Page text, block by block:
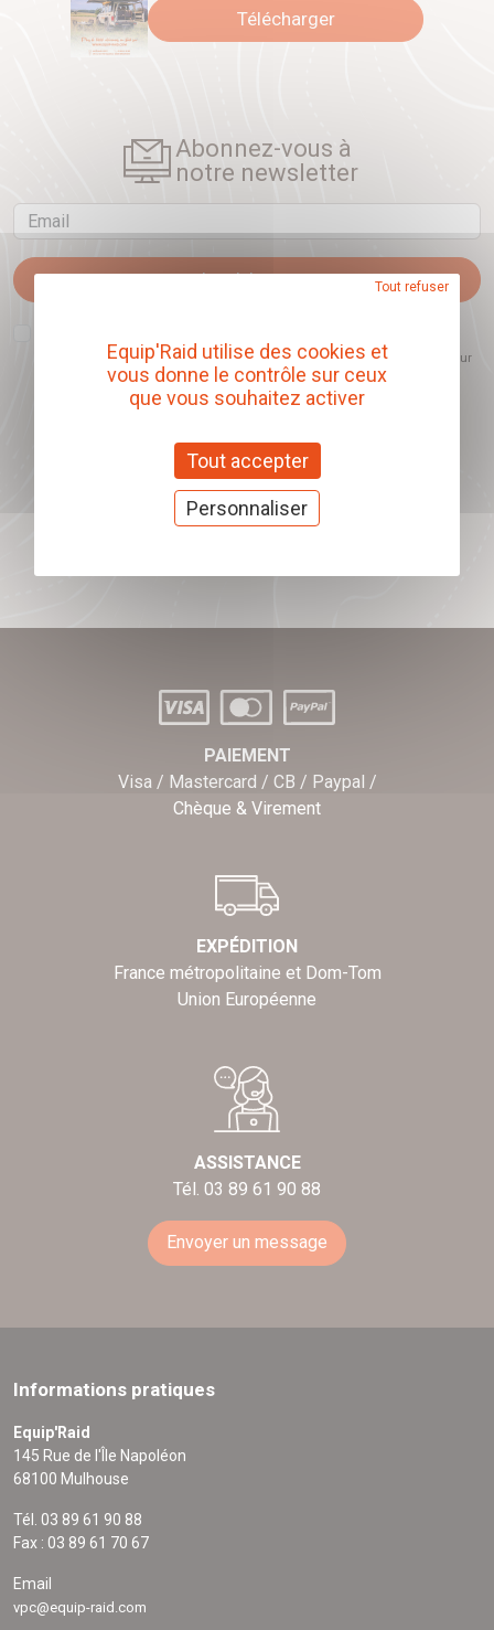
Télécharger
Abonnez-vous à
notre newsletter
Email
Je m'abonne
comprendre les sujets qui m'intéressent et d'améliorer les contenus
proposés. Ce choix est modifiable à tout moment et reste sans incidence sur
mon inscription.
Offrez nos chèques
cadeaux
PAIEMENT
Visa / Mastercard / CB / Paypal /
Chèque & Virement
EXPÉDITION
France métropolitaine et Dom-Tom
Union Européenne
ASSISTANCE
Tél. 03 89 61 90 88
Envoyer un message
Informations pratiques
Equip'Raid
145 Rue de l'Île Napoléon
68100 Mulhouse
Tél. 03 89 61 90 88
Fax : 03 89 61 70 67
Email
vpc@equip-raid.com
Equip'Raid utilise des cookies et
vous donne le contrôle sur ceux
que vous souhaitez activer
Tout accepter
Tout refuser
Personnaliser